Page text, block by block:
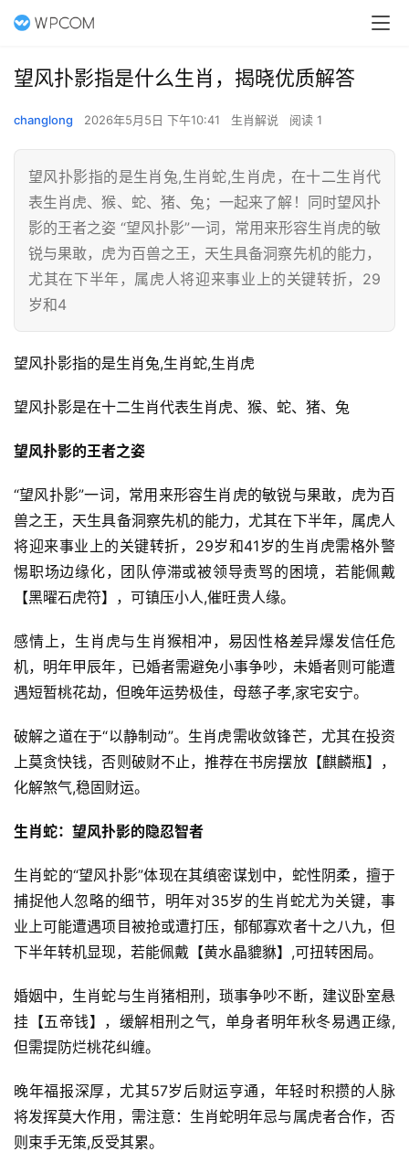
望风扑影指是什么生肖，揭晓优质解答
changlong 2026年5月5日 下午10:41 生肖解说 阅读 1
望风扑影指的是生肖兔,生肖蛇,生肖虎，在十二生肖代
表生肖虎、猴、蛇、猪、兔；一起来了解！同时望风扑
影的王者之姿 “望风扑影”一词，常用来形容生肖虎的敏
锐与果敢，虎为百兽之王，天生具备洞察先机的能力，
尤其在下半年，属虎人将迎来事业上的关键转折，29
岁和4
望风扑影指的是生肖兔,生肖蛇,生肖虎
望风扑影是在十二生肖代表生肖虎、猴、蛇、猪、兔
望风扑影的王者之姿
“望风扑影”一词，常用来形容生肖虎的敏锐与果敢，虎为百
兽之王，天生具备洞察先机的能力，尤其在下半年，属虎人
将迎来事业上的关键转折，29岁和41岁的生肖虎需格外警
惕职场边缘化，团队停滞或被领导责骂的困境，若能佩戴
【黑曜石虎符】，可镇压小人,催旺贵人缘。
感情上，生肖虎与生肖猴相冲，易因性格差异爆发信任危
机，明年甲辰年，已婚者需避免小事争吵，未婚者则可能遭
遇短暂桃花劫，但晚年运势极佳，母慈子孝,家宅安宁。
破解之道在于“以静制动”。生肖虎需收敛锋芒，尤其在投资
上莫贪快钱，否则破财不止，推荐在书房摆放【麒麟瓶】，
化解煞气,稳固财运。
生肖蛇：望风扑影的隐忍智者
生肖蛇的“望风扑影”体现在其缜密谋划中，蛇性阴柔，擅于
捕捉他人忽略的细节，明年对35岁的生肖蛇尤为关键，事
业上可能遭遇项目被抢或遭打压，郁郁寡欢者十之八九，但
下半年转机显现，若能佩戴【黄水晶貔貅】,可扭转困局。
婚姻中，生肖蛇与生肖猪相刑，琐事争吵不断，建议卧室悬
挂【五帝钱】，缓解相刑之气，单身者明年秋冬易遇正缘,
但需提防烂桃花纠缠。
晚年福报深厚，尤其57岁后财运亨通，年轻时积攒的人脉
将发挥莫大作用，需注意：生肖蛇明年忌与属虎者合作，否
则束手无策,反受其累。